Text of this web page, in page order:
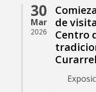
30
Mar
2026
de
Centro